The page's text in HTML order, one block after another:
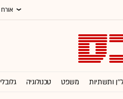
אורח
ותשתיות משפט טכנולוגיה גלובלי